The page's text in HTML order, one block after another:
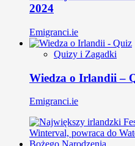
2024
Emigranci.ie
Quizy i Zagadki
Wiedza o Irlandii –
Emigranci.ie